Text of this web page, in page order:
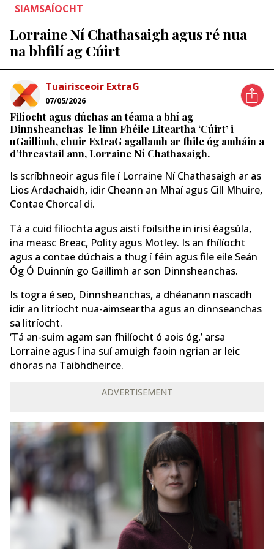
SIAMSAÍOCHT
Lorraine Ní Chathasaigh agus ré nua
na bhfilí ag Cúirt
Tuairisceoir ExtraG
07/05/2026
Filíocht agus dúchas an téama a bhí ag
Dinnsheanchas le linn Fhéile Liteartha ‘Cúirt’ i
nGaillimh, chuir ExtraG agallamh ar fhile óg amháin a
d’fhreastail ann, Lorraine Ní Chathasaigh.
Is scríbhneoir agus file í Lorraine Ní Chathasaigh ar as
Lios Ardachaidh, idir Cheann an Mhaí agus Cill Mhuire,
Contae Chorcaí di.
Tá a cuid filíochta agus aistí foilsithe in irisí éagsúla,
ina measc Breac, Polity agus Motley. Is an fhílíocht
agus a contae dúchais a thug í féin agus file eile Seán
Óg Ó Duinnín go Gaillimh ar son Dinnsheanchas.
Is togra é seo, Dinnsheanchas, a dhéanann nascadh
idir an litríocht nua-aimseartha agus an dinnseanchas
sa litríocht.
‘Tá an-suim agam san fhilíocht ó aois óg,’ arsa
Lorraine agus í ina suí amuigh faoin ngrian ar leic
dhoras na Taibhdheirce.
ADVERTISEMENT